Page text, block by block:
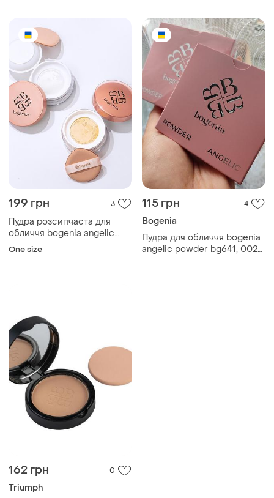
199 грн 3
Пудра розсипчаста для
обличчя bogenia angelic
bg642 — no1 (white)
One size
115 грн 4
Bogenia
Пудра для обличчя bogenia
angelic powder bg641, 002
162 грн 0
Triumph